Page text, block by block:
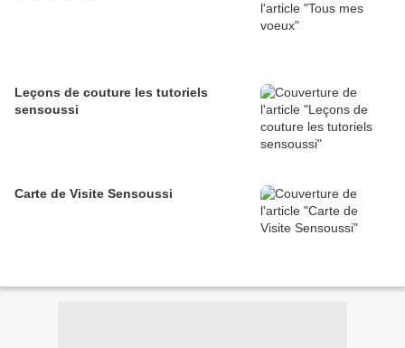
Leçons de couture les tutoriels
sensoussi
Carte de Visite Sensoussi